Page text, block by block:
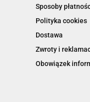
Sposoby
Polityka cookies
Dostawa
Zwroty i
Obowiązek